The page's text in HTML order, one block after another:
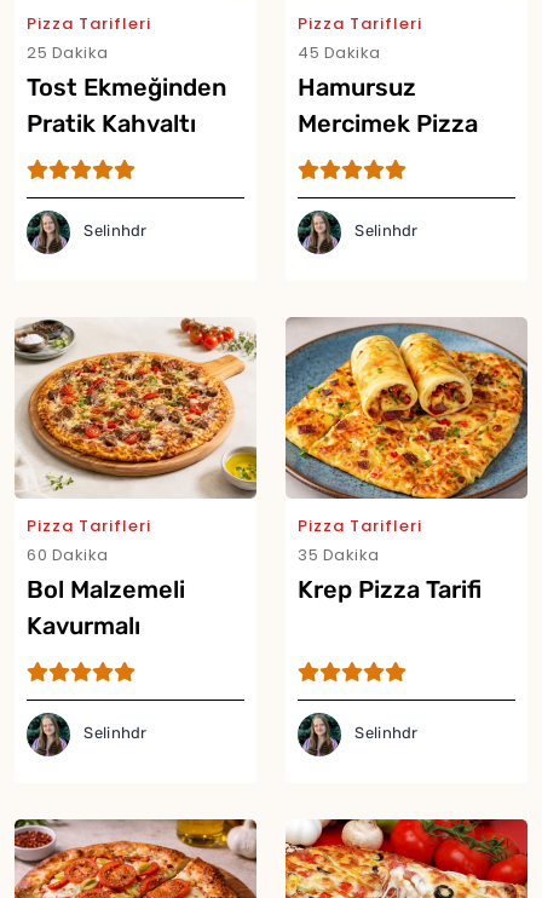
Pizza Tarifleri
25 Dakika
Tost Ekmeğinden
Pratik Kahvaltı
Pizzası Tarifi
Selinhdr
Pizza Tarifleri
45 Dakika
Hamursuz
Mercimek Pizza
Tarifi
Selinhdr
Pizza Tarifleri
60 Dakika
Bol Malzemeli
Kavurmalı
Karnabahar Pizza
Tarifi
Selinhdr
Pizza Tarifleri
35 Dakika
Krep Pizza Tarifi
Selinhdr